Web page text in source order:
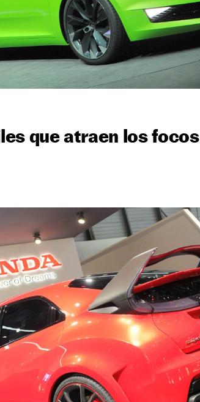
que atraen los focos